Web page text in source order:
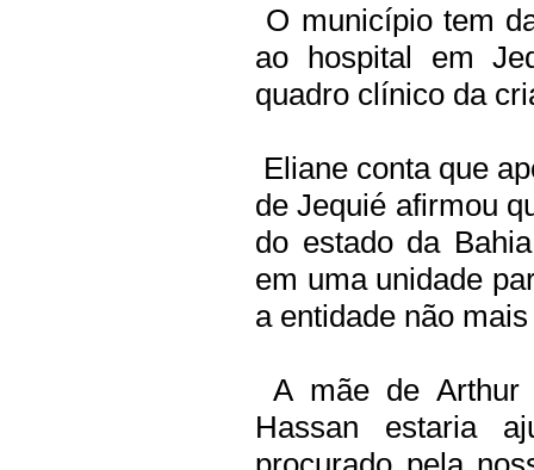
O município tem
ao hospital em
quadro clínico da
Eliane conta que
de Jequié afirmou
do estado da
em uma unidade
a entidade não
A mãe de Arthur
Hassan estaria